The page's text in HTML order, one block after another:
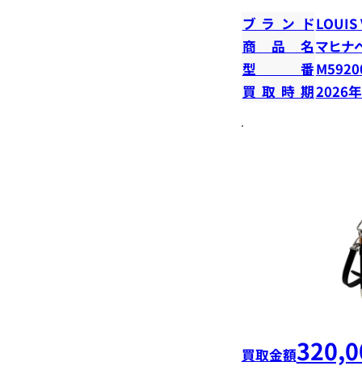
ブランドLOUIS
商品名マヒナ
型番
買取時期2026
買取金額